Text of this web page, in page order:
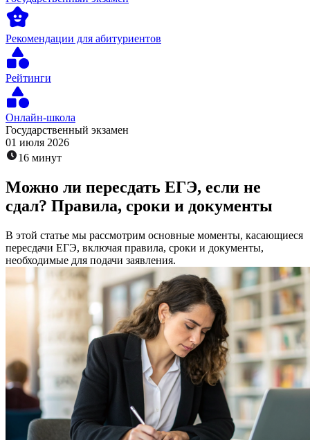
Рекомендации для абитуриентов
Рейтинги
Онлайн-школа
Государственный экзамен
01 июля 2026
16 минут
Можно ли пересдать ЕГЭ, если не
сдал? Правила, сроки и документы
В этой статье мы рассмотрим основные моменты, касающиеся
пересдачи ЕГЭ, включая правила, сроки и документы,
необходимые для подачи заявления.